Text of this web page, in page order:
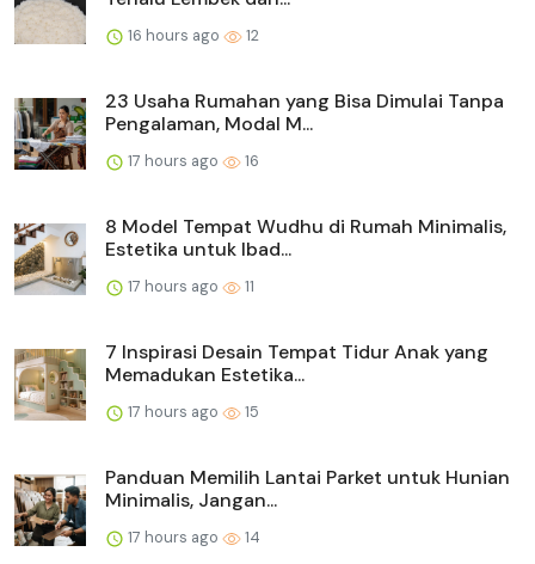
16 hours ago 12
23 Usaha Rumahan yang Bisa Dimulai Tanpa
Pengalaman, Modal M...
17 hours ago 16
8 Model Tempat Wudhu di Rumah Minimalis,
Estetika untuk Ibad...
17 hours ago 11
7 Inspirasi Desain Tempat Tidur Anak yang
Memadukan Estetika...
17 hours ago 15
Panduan Memilih Lantai Parket untuk Hunian
Minimalis, Jangan...
17 hours ago 14